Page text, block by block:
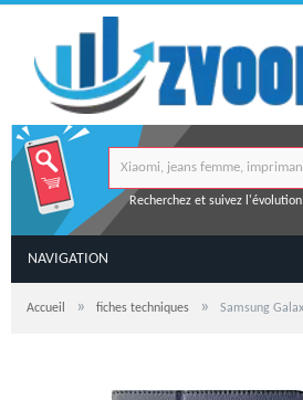
Recherchez et suivez
NAVIGATION
Accueil » fiches techniques » Samsung